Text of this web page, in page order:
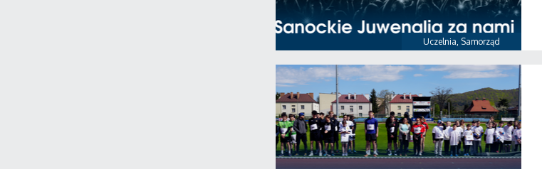
Uczelnia, Samorząd